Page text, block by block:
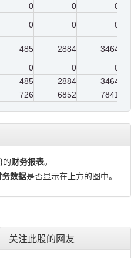
0 0
0
0 0
0
485 2884
3464
0 0
0
485 2884
3464
726 6852 7841
的财务报表。
务数据是否显示在上方的图中。
关注此股的网友